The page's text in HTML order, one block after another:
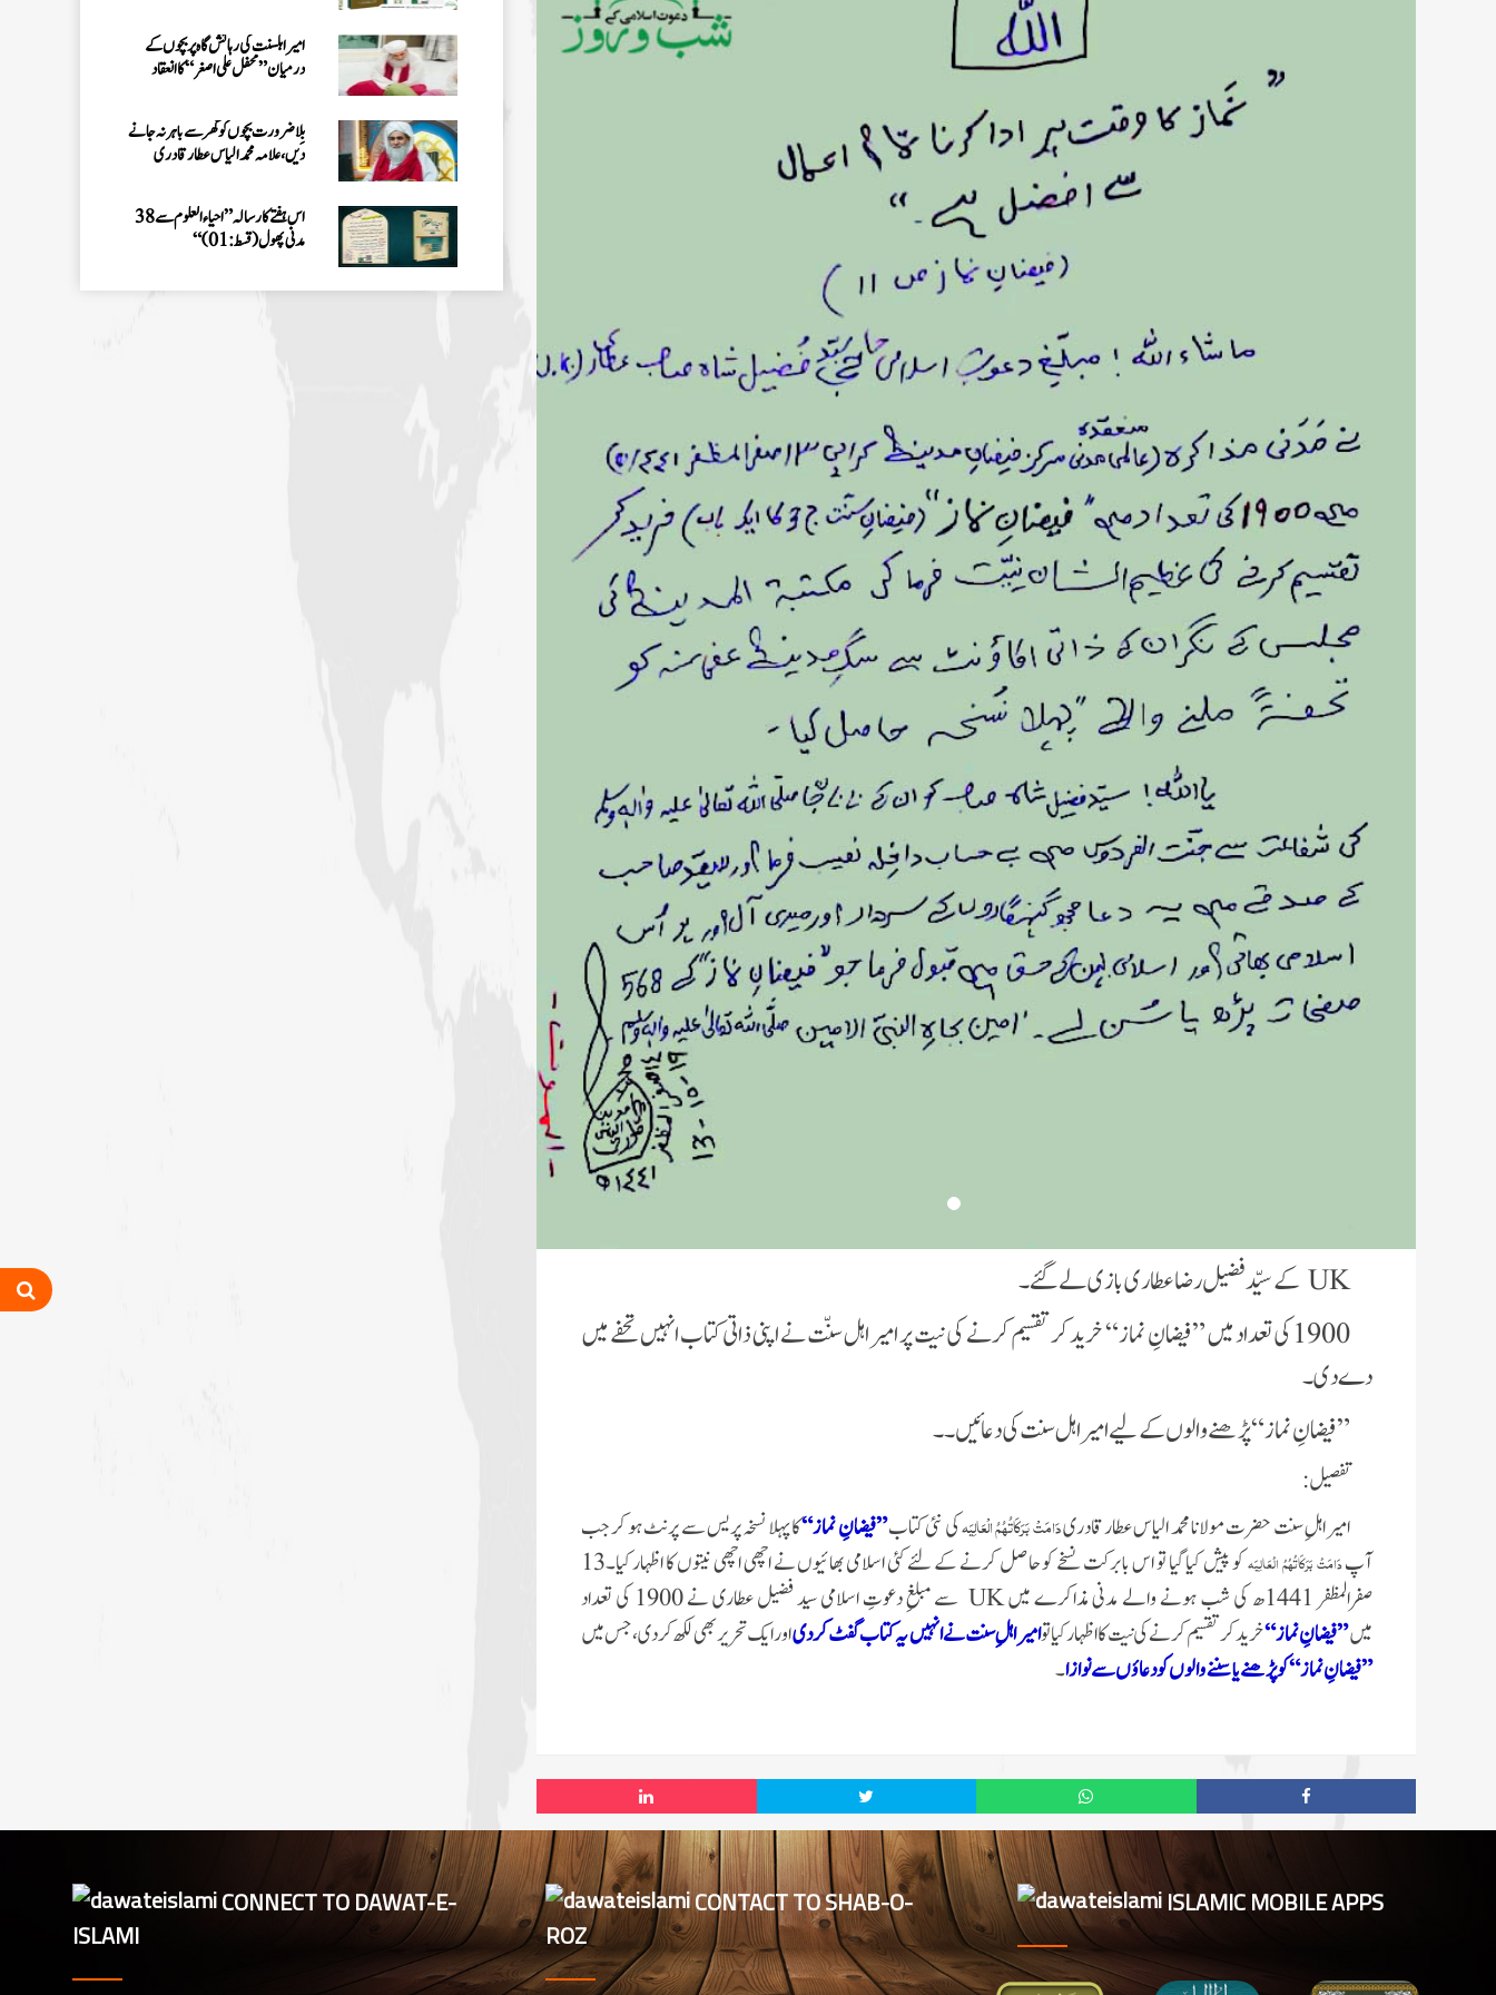
UKکے سیّد فضیل رضا عطاری بازی لے گئے۔
1900 کی تعداد میں ”فیضانِ نماز“ خرید کر تقسیم کرنے کی نیت پر امیر اہل سنّت نے اپنی ذاتی کتاب انہیں تحفے میں
دے دی۔
”فیضانِ نماز“پڑھنے والوں کے لیے امیر اہل سنت کی دعائیں۔۔
تفصیل:
امیر اہلِ سنت حضرت مولانا محمد الیاس عطار قادریدَامَتْ بَرَکَاتُہُمُ الْعَالِیَہکی نئی کتاب”فیضانِ نماز“کا پہلا نسخہ پریس سے پرنٹ ہو کر جب
آپدَامَتْ بَرَکَاتُہُمُ الْعَالِیَہ
کو پیش کیا گیا تو اس بابرکت نسخے کو حاصل کرنے کے لئے کئی اسلامی بھائیوں نے اچھی اچھی نیتوں کا اظہار کیا۔13
صفرالمظفر 1441ھ کی شب ہونے والے مدنی مذاکرے میں
UK
سے مبلغِ دعوتِ اسلامی سید فضیل عطاری نے 1900 کی تعداد
میں”فیضانِ نماز“خرید کر تقسیم کرنے کی نیت کا اظہار کیا توامیر اہلِ سنت نے انہیں یہ کتاب گفٹ کر دیاور ایک تحریر بھی لکھ کر دی، جس میں
”فیضانِ نماز“کو پڑھنے یا سننے والوں کو دعاؤں سے نوازا۔
امیر اہلسنت کی رہائش گاہ پر بچوں کے
درمیان” محفل علی اصغر “کا انعقاد
بِلا ضرورت بچوں کو گھر سے باہر نہ جانے
دیں، علامہ محمد الیاس عطار قادری
اس ہفتے کا رسالہ ”احیاء العلوم سے 38
مدنی پھول (قسط:01)“
حکمتِ عملی کے ساتھ نیکی کی دعوت دینی
CONNECT TO DAWAT-E-
ISLAMI
CONTACT TO SHAB-O-
ROZ
ISLAMIC MOBILE APPS